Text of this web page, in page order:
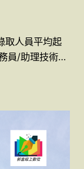
取人員平均起
員/助理技術…